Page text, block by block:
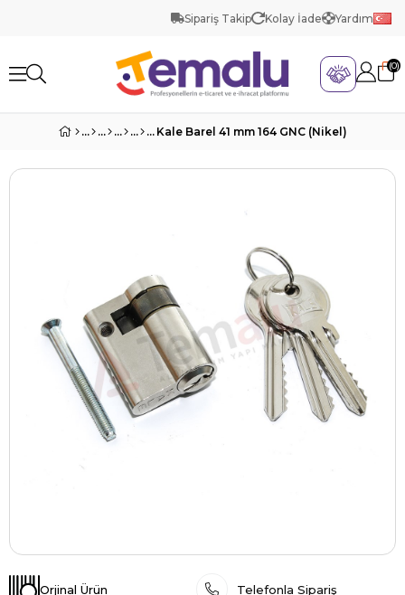
Sipariş Takip Kolay İade Yardım
0
Kale Barel 41 mm 164 GNC (Nikel)
Orjinal Ürün Telefonla Sipariş